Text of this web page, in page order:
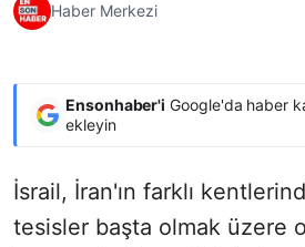
Haber Merkezi
Ensonhaber'i Google'da haber
ekleyin
İsrail, İran'ın farklı
tesisler başta olmak üzere